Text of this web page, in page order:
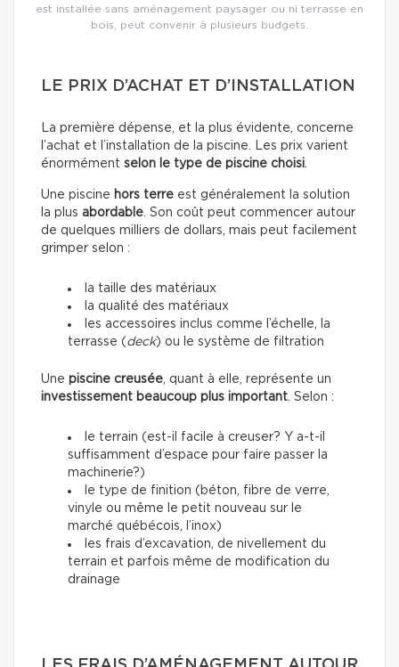
est installée sans aménagement paysager ou ni terrasse en
bois, peut convenir à plusieurs budgets.
LE PRIX D’ACHAT ET D’INSTALLATION
La première dépense, et la plus évidente, concerne
l’achat et l’installation de la piscine. Les prix varient
énormément selon le type de piscine choisi.
Une piscine hors terre est généralement la solution
la plus abordable. Son coût peut commencer autour
de quelques milliers de dollars, mais peut facilement
grimper selon :
la taille des matériaux
la qualité des matériaux
les accessoires inclus comme l’échelle, la
terrasse ( deck) ou le système de filtration
Une piscine creusée, quant à elle, représente un
investissement beaucoup plus important. Selon :
le terrain (est-il facile à creuser? Y a-t-il
suffisamment d’espace pour faire passer la
machinerie?)
le type de finition (béton, fibre de verre,
vinyle ou même le petit nouveau sur le
marché québécois, l’inox)
les frais d’excavation, de nivellement du
terrain et parfois même de modification du
drainage